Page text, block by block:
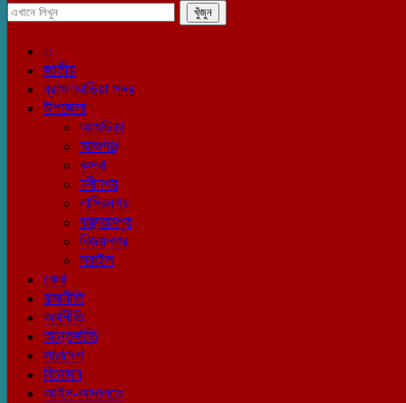
::
জাতীয়
ব্রাহ্মণবাড়িয়া সদর
উপজেলা
আখাউড়া
আশুগঞ্জ
কসবা
নবীনগর
নাসিরনগর
বাঞ্ছারামপুর
বিজয়নগর
সরাইল
খেলা
রাজনীতি
অর্থনীতি
আন্তর্জাতি
সারাদেশ
বিনোদন
আইন-আদালতে